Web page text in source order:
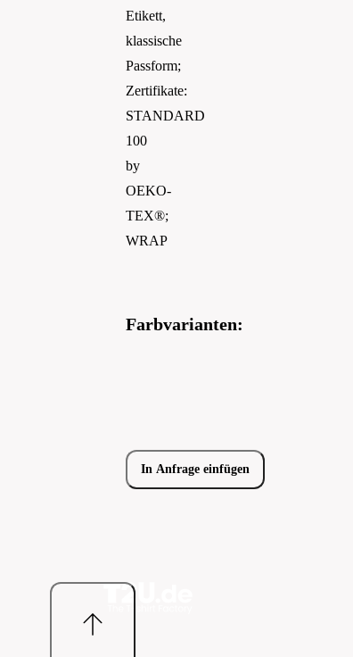
Etikett,
klassische
Passform;
Zertifikate:
STANDARD
100
by
OEKO-
TEX®;
WRAP
Farbvarianten:
In Anfrage einfügen